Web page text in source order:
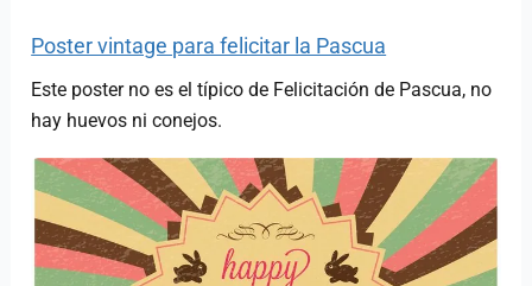
Poster vintage para felicitar la Pascua
Este poster no es el típico de Felicitación de Pascua, no
hay huevos ni conejos.